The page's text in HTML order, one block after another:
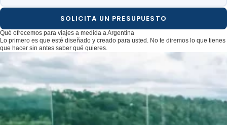
SOLICITA UN PRESUPUESTO
Qué ofrecemos para viajes a medida a Argentina
Lo primero es que esté diseñado y creado para usted. No te diremos lo que tienes
que hacer sin antes saber qué quieres.